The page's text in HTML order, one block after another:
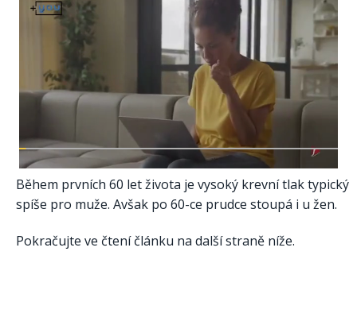
Během prvních 60 let života je vysoký krevní tlak typický
spíše pro muže. Avšak po 60-ce prudce stoupá i u žen.
Pokračujte ve čtení článku na další straně níže.